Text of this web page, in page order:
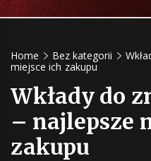
Home Bez kategorii
miejsce ich zakupu
Wkłady do
– najlepsze
zakupu